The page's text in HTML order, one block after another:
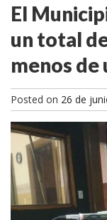
El
un total
menos de
Posted on 26 de